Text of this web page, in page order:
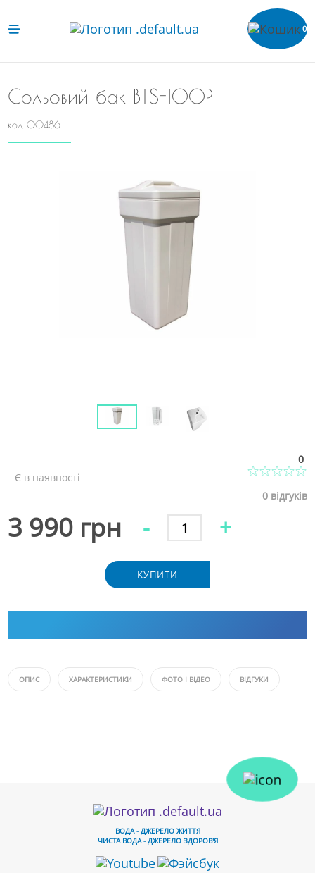
0
Сольовий бак ВТS-100P
код 00486
Є в наявності
0
0відгуків
3 990 грн - +
КУПИТИ
ОПИС ХАРАКТЕРИСТИКИ ФОТО І ВІДЕО ВІДГУКИ
ВОДА - ДЖЕРЕЛО ЖИТТЯ
ЧИСТА ВОДА - ДЖЕРЕЛО ЗДОРОВ'Я